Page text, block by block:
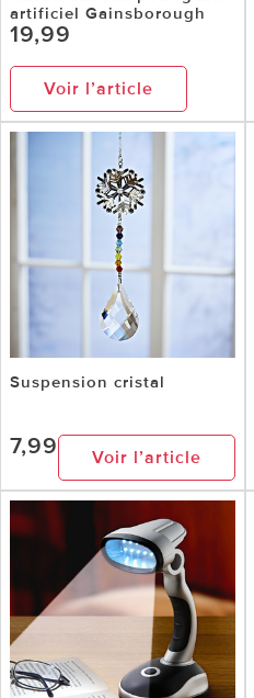
artificiel Gainsborough
19,99
Voir l’article
Suspension cristal
7,99 Voir l’article